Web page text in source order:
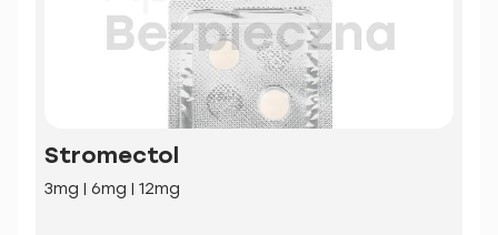
Stromectol
3mg | 6mg | 12mg